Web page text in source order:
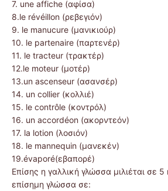
7. une affiche (αφίσα)
8.le révéillon (ρεβεγιόν)
9. le manucure (μανικιούρ)
10. le partenaire (παρτενέρ)
11. le tracteur (τρακτέρ)
12.le moteur (μοτέρ)
13.un ascenseur (ασανσέρ)
14. un collier (κολλιέ)
15. le contrôle (κοντρόλ)
16. un accordéon (ακορντεόν)
17. la lotion (λοσιόν)
18. le mannequin (μανεκέν)
19.évaporé(εβαπορέ)
Επίσης η γαλλική γλώσσα μιλιέται σε 5
επίσημη γλώσσα σε: